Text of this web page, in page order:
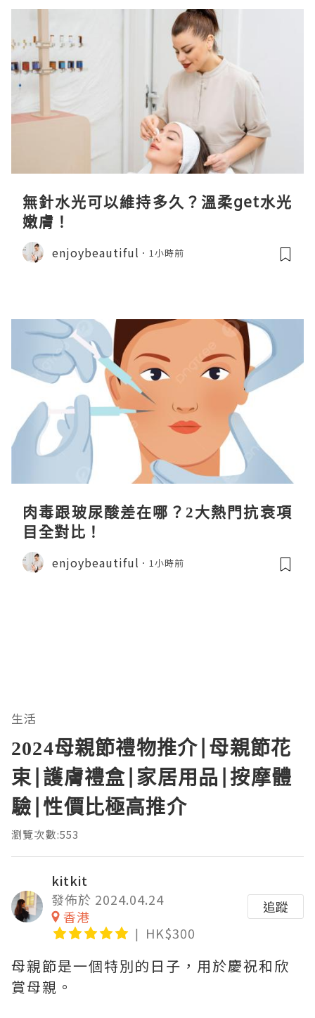
無針水光可以維持多久？溫柔get水光
嫩膚！
enjoybeautiful 1小時前
肉毒跟玻尿酸差在哪？2大熱門抗衰項
目全對比！
enjoybeautiful 1小時前
生活
2024母親節禮物推介|母親節花
束|護膚禮盒|家居用品|按摩體
驗|性價比極高推介
瀏覽次數:553
kitkit
發佈於 2024.04.24
香港
HK$300
追蹤
母親節是一個特別的日子，用於慶祝和欣
賞母親。